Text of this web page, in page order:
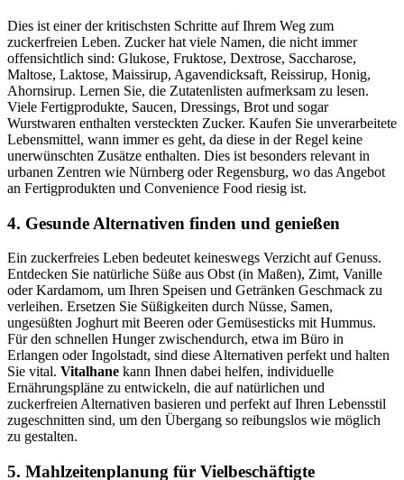
Dies ist einer der kritischsten Schritte auf Ihrem Weg zum
zuckerfreien Leben. Zucker hat viele Namen, die nicht immer
offensichtlich sind: Glukose, Fruktose, Dextrose, Saccharose,
Maltose, Laktose, Maissirup, Agavendicksaft, Reissirup, Honig,
Ahornsirup. Lernen Sie, die Zutatenlisten aufmerksam zu lesen.
Viele Fertigprodukte, Saucen, Dressings, Brot und sogar
Wurstwaren enthalten versteckten Zucker. Kaufen Sie unverarbeitete
Lebensmittel, wann immer es geht, da diese in der Regel keine
unerwünschten Zusätze enthalten. Dies ist besonders relevant in
urbanen Zentren wie Nürnberg oder Regensburg, wo das Angebot
an Fertigprodukten und Convenience Food riesig ist.
4. Gesunde Alternativen finden und genießen
Ein zuckerfreies Leben bedeutet keineswegs Verzicht auf Genuss.
Entdecken Sie natürliche Süße aus Obst (in Maßen), Zimt, Vanille
oder Kardamom, um Ihren Speisen und Getränken Geschmack zu
verleihen. Ersetzen Sie Süßigkeiten durch Nüsse, Samen,
ungesüßten Joghurt mit Beeren oder Gemüsesticks mit Hummus.
Für den schnellen Hunger zwischendurch, etwa im Büro in
Erlangen oder Ingolstadt, sind diese Alternativen perfekt und halten
Sie vital. Vitalhane kann Ihnen dabei helfen, individuelle
Ernährungspläne zu entwickeln, die auf natürlichen und
zuckerfreien Alternativen basieren und perfekt auf Ihren Lebensstil
zugeschnitten sind, um den Übergang so reibungslos wie möglich
zu gestalten.
5. Mahlzeitenplanung für Vielbeschäftigte